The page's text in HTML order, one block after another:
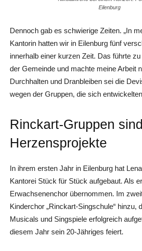
Eilenburg
Dennoch gab es schwierige Zeiten. „In
Kantorin hatten wir in Eilenburg fünf
innerhalb einer kurzen Zeit. Das führte
der Gemeinde und machte meine Arbeit
Durchhalten und Dranbleiben sei die
wegen der Gruppen, die sich
Rinckart-Gruppen sind
Herzensprojekte
In ihrem ersten Jahr in Eilenburg hat
Kantorei Stück für Stück aufgebaut. Als
Erwachsenenchor übernommen. Im
Kinderchor „Rinckart-Singschule“ hinzu,
Musicals und Singspiele erfolgreich
diesem Jahr sein 20-Jähriges feiert.